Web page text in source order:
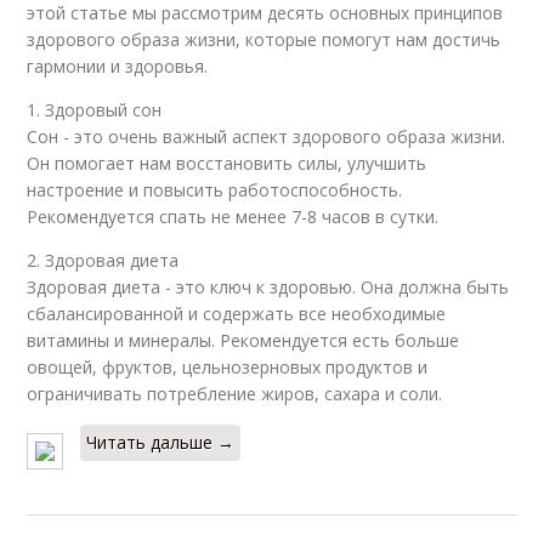
этой статье мы рассмотрим десять основных принципов
здорового образа жизни, которые помогут нам достичь
гармонии и здоровья.
1. Здоровый сон
Сон - это очень важный аспект здорового образа жизни.
Он помогает нам восстановить силы, улучшить
настроение и повысить работоспособность.
Рекомендуется спать не менее 7-8 часов в сутки.
2. Здоровая диета
Здоровая диета - это ключ к здоровью. Она должна быть
сбалансированной и содержать все необходимые
витамины и минералы. Рекомендуется есть больше
овощей, фруктов, цельнозерновых продуктов и
ограничивать потребление жиров, сахара и соли.
Читать дальше →